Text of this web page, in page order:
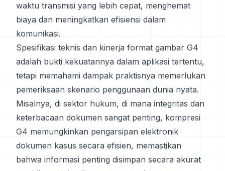
waktu transmisi yang lebih cepat, menghemat
biaya dan meningkatkan efisiensi dalam
komunikasi.
Spesifikasi teknis dan kinerja format gambar G4
adalah bukti kekuatannya dalam aplikasi tertentu,
tetapi memahami dampak praktisnya memerlukan
pemeriksaan skenario penggunaan dunia nyata.
Misalnya, di sektor hukum, di mana integritas dan
keterbacaan dokumen sangat penting, kompresi
G4 memungkinkan pengarsipan elektronik
dokumen kasus secara efisien, memastikan
bahwa informasi penting disimpan secara akurat